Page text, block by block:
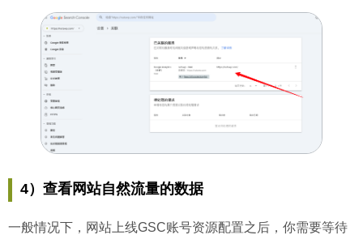
4）查看网站自然流量的数据
一般情况下，网站上线GSC账号资源配置之后，你需要等待